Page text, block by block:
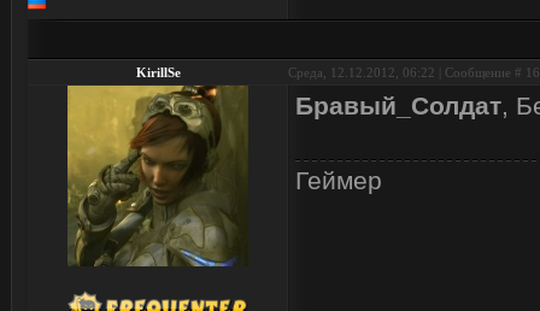
KirillSe Среда, 12.12.2012, 06:22 | Сообщение #
Бравый_Солдат,
Геймер